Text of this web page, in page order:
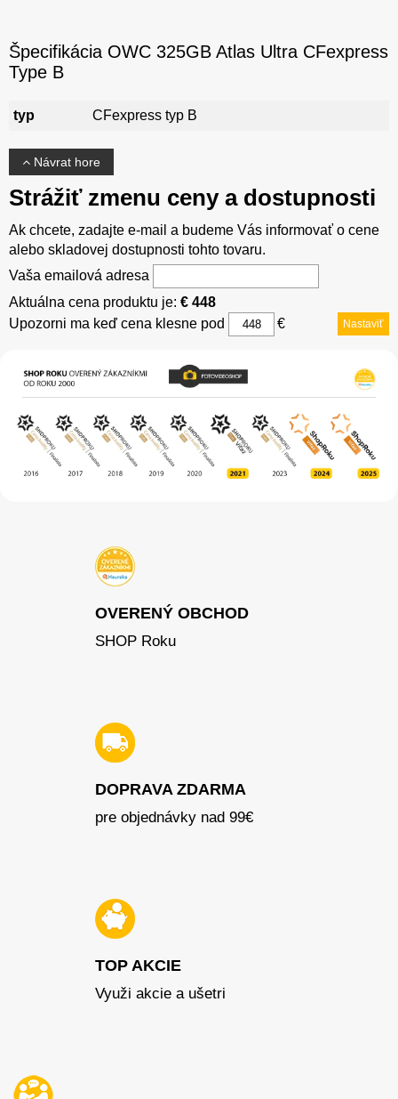
Špecifikácia OWC 325GB Atlas Ultra CFexpress
Type B
typ CFexpress typ B
Návrat hore
Strážiť zmenu ceny a dostupnosti
Ak chcete, zadajte e-mail a budeme Vás informovať o cene
alebo skladovej dostupnosti tohto tovaru.
Vaša emailová adresa
Aktuálna cena produktu je: € 448
Upozorni ma keď cena klesne pod
€ Nastaviť
OVERENÝ OBCHOD
SHOP Roku
DOPRAVA ZDARMA
pre objednávky nad 99€
TOP AKCIE
Využi akcie a ušetri